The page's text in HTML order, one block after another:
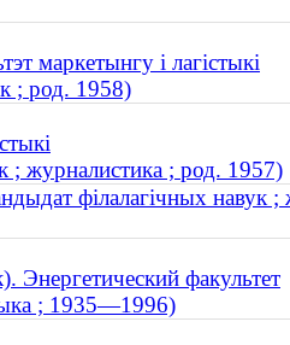
маркетынгу і лагістыкі
; род. 1958)
; журналистика ; род. 1957)
філалагічных навук ;
Энергетический факультет
; 1935—1996)